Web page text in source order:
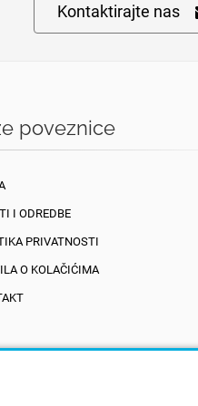
Kontaktirajte nas
poveznice
I ODREDBE
PRIVATNOSTI
O KOLAČIĆIMA